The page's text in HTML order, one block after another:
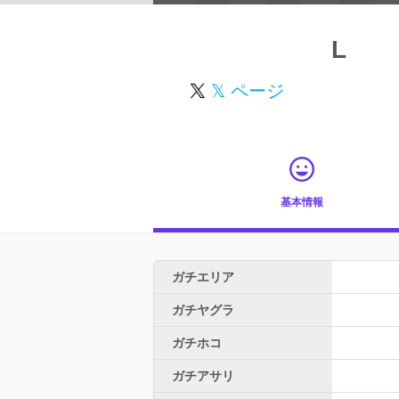
L
𝕏 ページ
基本情報
ガチエリア
ガチヤグラ
ガチホコ
ガチアサリ